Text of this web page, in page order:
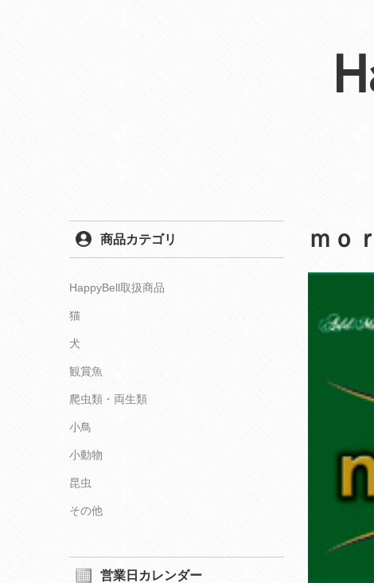
ｍｏ
商品カテゴリ
HappyBell取扱商品
猫
犬
観賞魚
爬虫類・両生類
小鳥
小動物
昆虫
その他
営業日カレンダー